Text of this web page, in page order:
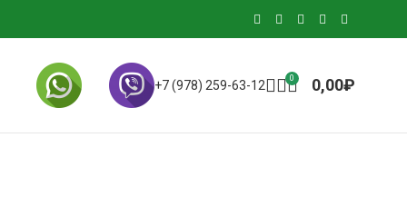
+7 (978) 259-63-12 0 0,00₽